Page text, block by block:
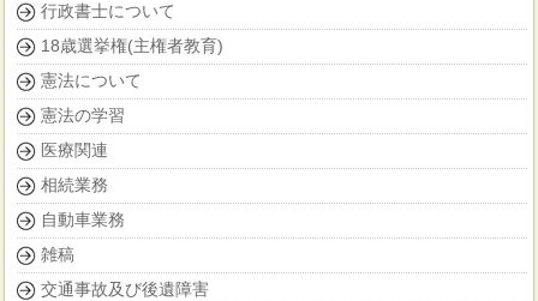
行政書士について
18歳選挙権(主権者教育)
憲法について
憲法の学習
医療関連
相続業務
自動車業務
雑稿
交通事故及び後遺障害